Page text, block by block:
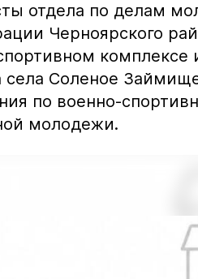
отдела по делам
Черноярского
комплексе
села Соленое
по военно-
молодежи.